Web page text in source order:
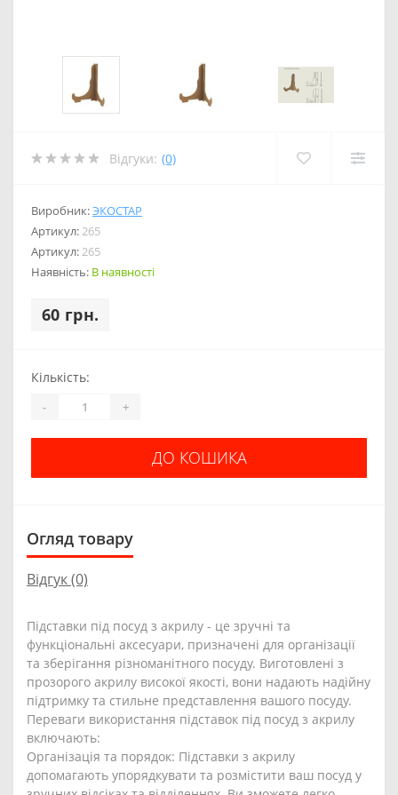
Відгуки: (0)
Виробник:ЭКОСТАР
Артикул:265
Артикул:265
Наявність: В наявності
60 грн.
Кількість:
- +
ДО КОШИКА
Огляд товару
Відгук (0)
Підставки під посуд з акрилу - це зручні та
функціональні аксесуари, призначені для організації
та зберігання різноманітного посуду. Виготовлені з
прозорого акрилу високої якості, вони надають надійну
підтримку та стильне представлення вашого посуду.
Переваги використання підставок під посуд з акрилу
включають:
Організація та порядок: Підставки з акрилу
допомагають упорядкувати та розмістити ваш посуд у